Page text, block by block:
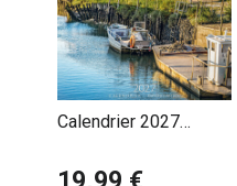
Calendrier 2027
Chenal Ostréicole